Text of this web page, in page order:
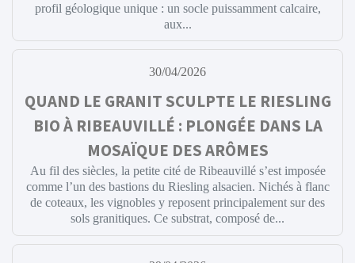
profil géologique unique : un socle puissamment calcaire,
aux...
30/04/2026
QUAND LE GRANIT SCULPTE LE RIESLING
BIO À RIBEAUVILLÉ : PLONGÉE DANS LA
MOSAÏQUE DES ARÔMES
Au fil des siècles, la petite cité de Ribeauvillé s’est imposée
comme l’un des bastions du Riesling alsacien. Nichés à flanc
de coteaux, les vignobles y reposent principalement sur des
sols granitiques. Ce substrat, composé de...